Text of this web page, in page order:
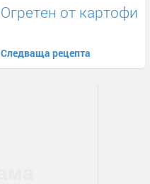
Огретен от картофи
Следваща рецепта